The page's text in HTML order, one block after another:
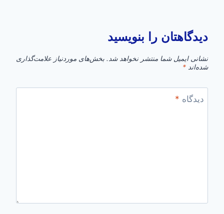
دیدگاهتان را بنویسید
نشانی ایمیل شما منتشر نخواهد شد. بخش‌های موردنیاز علامت‌گذاری
شده‌اند *
دیدگاه *